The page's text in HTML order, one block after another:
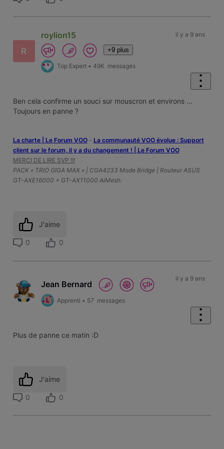
R
roylion15
+9 plus
Top Expert • 49K messages
il y a 9 ans
Ben cela confirme un souci sur mouscron et environs ...
Toujours en panne ?
La charte | Le Forum VOO- ‎La communauté VOO évolue : Support
client sur le forum, il y a du changement ! | Le Forum VOO
MERCI DE LIRE SVP !!!
PACK « TRIO GIGA MAX » | CGA4233 Mode Bridge | Routeur ASUS
GT-AXE16000 + GT-AX11000 AiMesh.
J'aime
0 0
Jean Bernard
Apprenti • 57 messages
il y a 9 ans
Plus de panne ce matin :D
J'aime
0 0